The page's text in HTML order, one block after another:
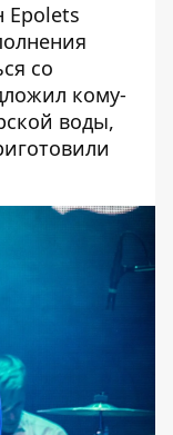
Epolets
со
кому-
воды,